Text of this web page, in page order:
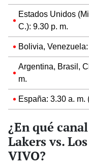
Estados Unidos
C.): 9.30 p. m.
Bolivia,
Argentina, Brasil,
m.
España: 3.30 a. m.
¿En qué
Lakers vs.
VIVO?